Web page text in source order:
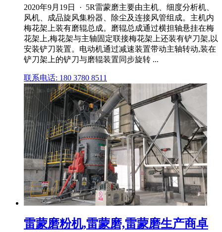
2020年9月19日 · 5R雷蒙磨主要由主机、细度分析机、
风机、成品旋风集粉器、除尘及连接风管组成。主机内
梅花架上装有磨辊总成。磨辊总成通过横担轴悬挂在梅
花架上,梅花架与主轴固定联接梅花架上还装有铲刀架,以
安装铲刀装置。电动机通过减速装置带动主轴转动,装在
铲刀架上的铲刀与磨辊装置同步旋转 ...
联系电话: 180 3780 8511
雷蒙磨粉机,雷蒙磨,雷蒙磨生产商卓